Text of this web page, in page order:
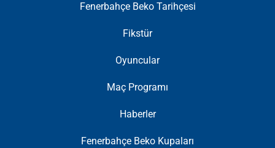
Fenerbahçe Beko Tarihçesi
Fikstür
Oyuncular
Maç Programı
Haberler
Fenerbahçe Beko Kupaları